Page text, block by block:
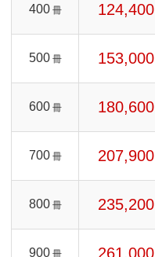
400 冊 124,400
500 冊 153,000
600 冊 180,600
700 冊 207,900
800 冊 235,200
900 冊 261,000